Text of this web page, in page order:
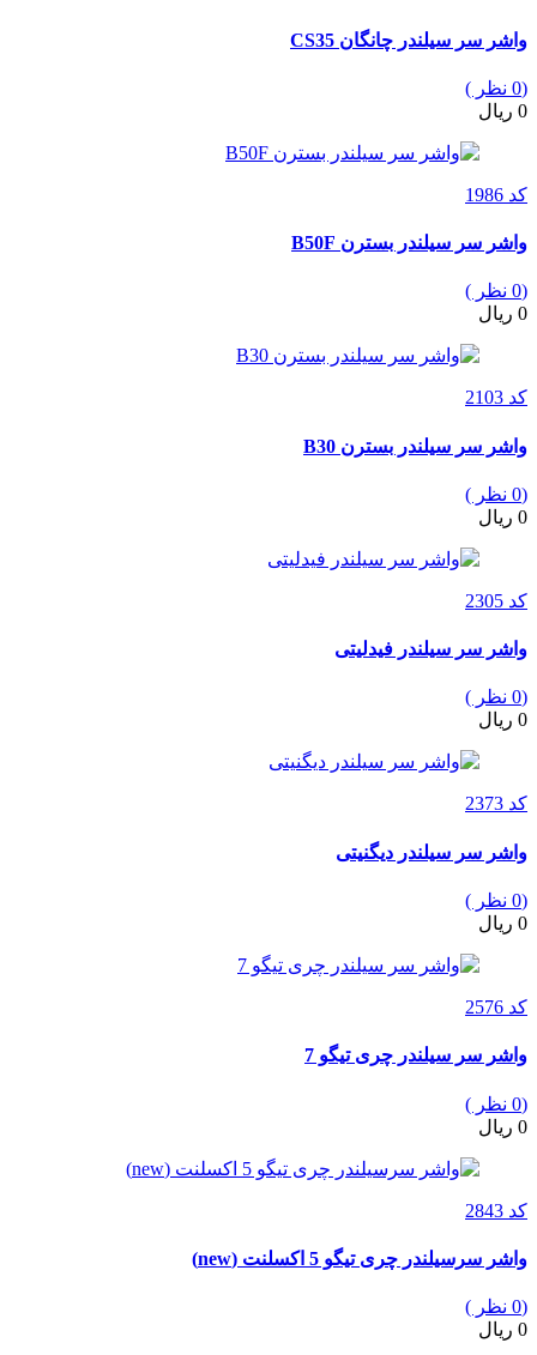
واشر سر سیلندر چانگان CS35
(0 نظر )
0 ریال
کد 1986
واشر سر سیلندر بسترن B50F
(0 نظر )
0 ریال
کد 2103
واشر سر سیلندر بسترن B30
(0 نظر )
0 ریال
کد 2305
واشر سر سیلندر فیدلیتی
(0 نظر )
0 ریال
کد 2373
واشر سر سیلندر دیگنیتی
(0 نظر )
0 ریال
کد 2576
واشر سر سیلندر چری تیگو 7
(0 نظر )
0 ریال
کد 2843
واشر سرسیلندر چری تیگو 5 اکسلنت (new)
(0 نظر )
0 ریال